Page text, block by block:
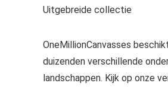
Uitgebreide collectie
OneMillionCanvasses
duizenden verschillende
landschappen. Kijk op onze